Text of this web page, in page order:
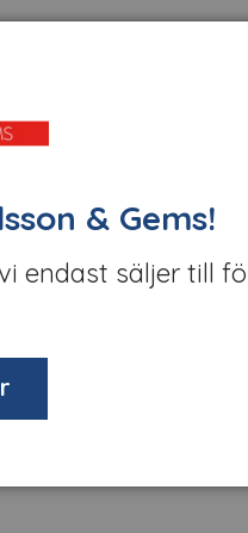
& Gems!
endast säljer till